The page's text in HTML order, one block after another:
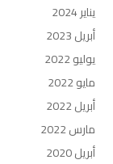
يناير 2024
أبريل 2023
يوليو 2022
مايو 2022
أبريل 2022
مارس 2022
أبريل 2020